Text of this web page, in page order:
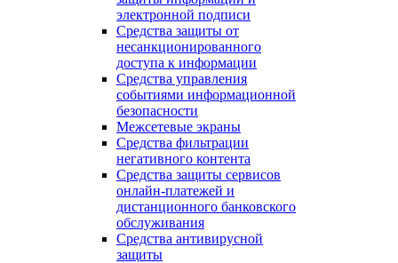
электронной подписи
Средства защиты от
несанкционированного
доступа к информации
Средства управления
событиями информационной
безопасности
Межсетевые экраны
Средства фильтрации
негативного контента
Средства защиты сервисов
онлайн-платежей и
дистанционного банковского
обслуживания
Средства антивирусной
защиты